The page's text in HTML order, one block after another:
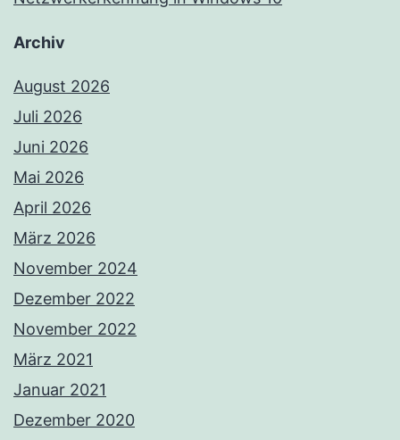
Archiv
August 2026
Juli 2026
Juni 2026
Mai 2026
April 2026
März 2026
November 2024
Dezember 2022
November 2022
März 2021
Januar 2021
Dezember 2020